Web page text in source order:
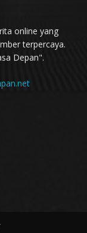
online yang
terpercaya.
Depan".